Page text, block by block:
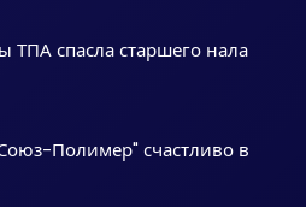
ТПА спасла старшего нала
Полимер" счастливо в